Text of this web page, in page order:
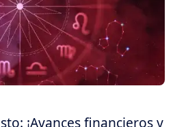
¡Avances financieros y